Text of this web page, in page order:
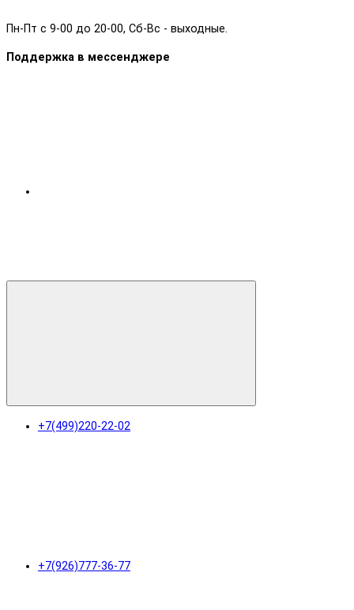
Пн-Пт с 9-00 до 20-00, Сб-Вс - выходные.
Поддержка в мессенджере
+7(499)220-22-02
+7(926)777-36-77